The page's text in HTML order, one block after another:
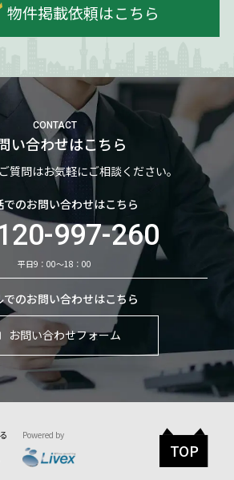
物件掲載依頼はこちら
CONTACT
い合わせはこちら
質問はお気軽にご相談ください。
でのお問い合わせはこちら
997-260
平日9：00～18：00
でのお問い合わせはこちら
お問い合わせフォーム
Powered by
TOP